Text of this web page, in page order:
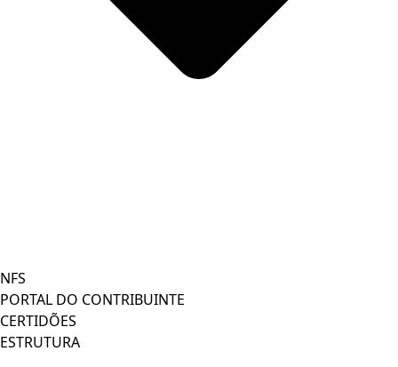
NFS
PORTAL DO CONTRIBUINTE
CERTIDÕES
ESTRUTURA